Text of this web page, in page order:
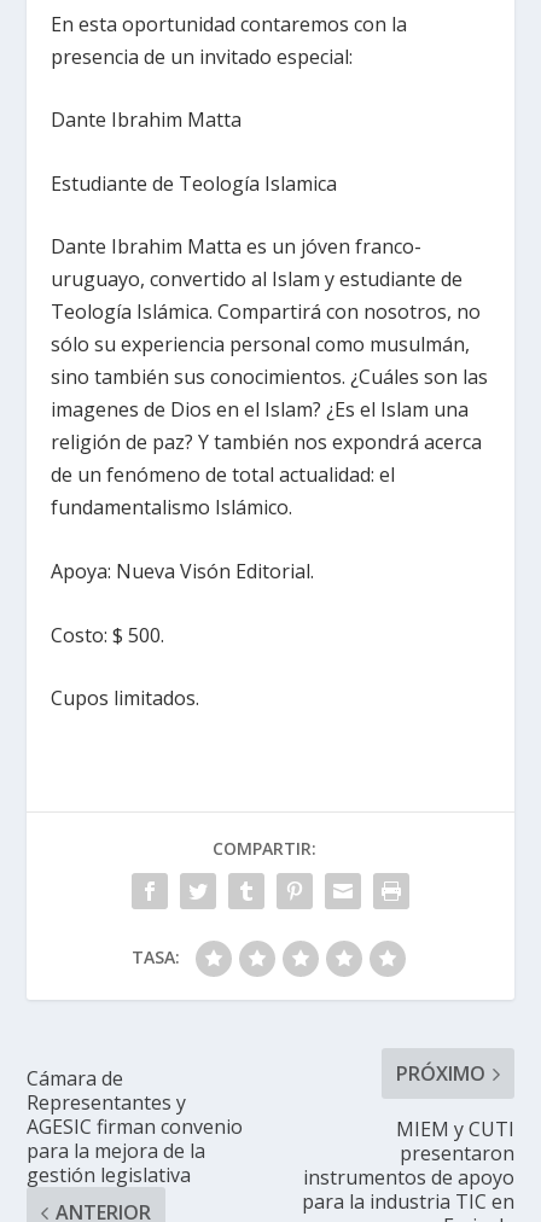
En esta oportunidad contaremos con la
presencia de un invitado especial:
Dante Ibrahim Matta
Estudiante de Teología Islamica
Dante Ibrahim Matta es un jóven franco-
uruguayo, convertido al Islam y estudiante de
Teología Islámica. Compartirá con nosotros, no
sólo su experiencia personal como musulmán,
sino también sus conocimientos. ¿Cuáles son las
imagenes de Dios en el Islam? ¿Es el Islam una
religión de paz? Y también nos expondrá acerca
de un fenómeno de total actualidad: el
fundamentalismo Islámico.
Apoya: Nueva Visón Editorial.
Costo: $ 500.
Cupos limitados.
COMPARTIR:
TASA:
Cámara de
Representantes y
AGESIC firman convenio
para la mejora de la
gestión legislativa 
ANTERIOR
PRÓXIMO
MIEM y CUTI
presentaron
instrumentos de apoyo
para la industria TIC en